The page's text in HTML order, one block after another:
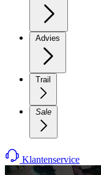
Advies
Trail
Sale
Klantenservice